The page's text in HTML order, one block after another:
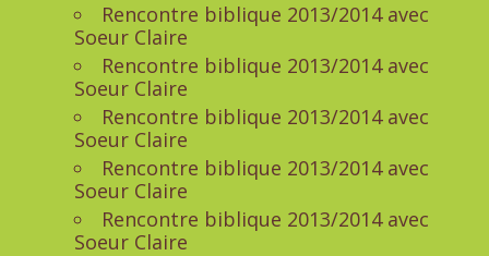
Rencontre biblique 2013/2014 avec
Soeur Claire
Rencontre biblique 2013/2014 avec
Soeur Claire
Rencontre biblique 2013/2014 avec
Soeur Claire
Rencontre biblique 2013/2014 avec
Soeur Claire
Rencontre biblique 2013/2014 avec
Soeur Claire